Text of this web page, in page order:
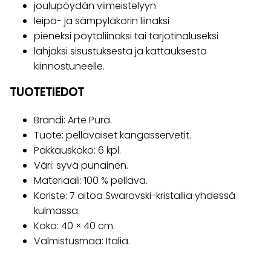
joulupöydän viimeistelyyn
leipä- ja sämpyläkorin liinaksi
pieneksi pöytäliinaksi tai tarjotinaluseksi
lahjaksi sisustuksesta ja kattauksesta
kiinnostuneelle.
TUOTETIEDOT
Brändi: Arte Pura.
Tuote: pellavaiset kangasservetit.
Pakkauskoko: 6 kpl.
Väri: syvä punainen.
Materiaali: 100 % pellava.
Koriste: 7 aitoa Swarovski-kristallia yhdessä
kulmassa.
Koko: 40 × 40 cm.
Valmistusmaa: Italia.